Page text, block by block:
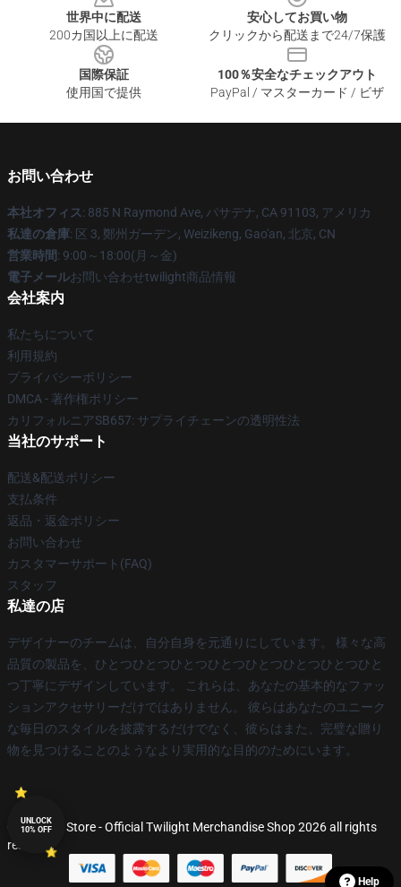
世界中に配送
200カ国以上に配送
安心してお買い物
クリックから配送まで24/7保護
国際保証
使用国で提供
100％安全なチェックアウト
PayPal / マスターカード / ビザ
お問い合わせ
本社オフィス: 885 N Raymond Ave, パサデナ, CA 91103, アメリカ
私達の倉庫: 区 3, 鄭州ガーデン, Weizikeng, Gao'an, 北京, CN
営業時間: 9:00～18:00(月～金)
電子メールお問い合わせtwilight商品情報
会社案内
私たちについて
利用規約
プライバシーポリシー
DMCA - 著作権ポリシー
カリフォルニアSB657: サプライチェーンの透明性法
当社のサポート
配送&配送ポリシー
支払条件
返品・返金ポリシー
お問い合わせ
カスタマーサポート(FAQ)
スタッフ
私達の店
デザイナーのチームは、自分自身を元通りにしています。 様々な高
品質の製品を、ひとつひとつひとつひとつひとつひとつひとつひと
つ丁寧にデザインしています。 これらは、あなたの基本的なファッ
ションアクセサリーだけではありません。 彼らはあなたのユニーク
な毎日のスタイルを披露するだけでなく、彼らはまた、完璧な贈り
物を見つけることのようなより実用的な目的のためにいます。
© Twilight Store - Official Twilight Merchandise Shop 2026 all rights
reserved
Help
UNLOCK
10% OFF